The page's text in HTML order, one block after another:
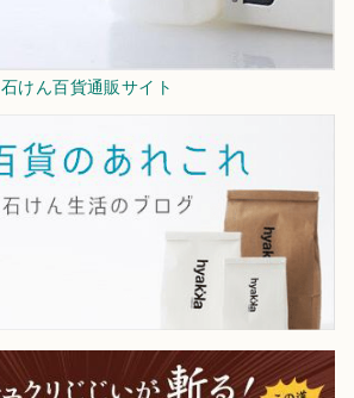
石けん百貨通販サイト